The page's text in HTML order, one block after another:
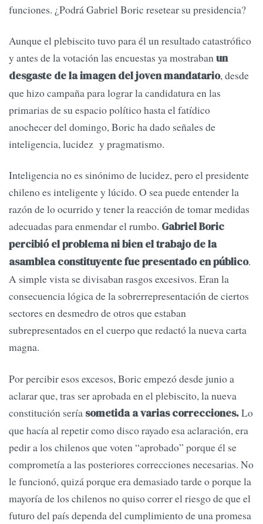
funciones. ¿Podrá Gabriel Boric resetear su presidencia?
Aunque el plebiscito tuvo para él un resultado catastrófico
y antes de la votación las encuestas ya mostrabanun
desgaste de la imagen del joven mandatario, desde
que hizo campaña para lograr la candidatura en las
primarias de su espacio político hasta el fatídico
anochecer del domingo, Boric ha dado señales de
inteligencia, lucidez y pragmatismo.
Inteligencia no es sinónimo de lucidez, pero el presidente
chileno es inteligente y lúcido. O sea puede entender la
razón de lo ocurrido y tener la reacción de tomar medidas
adecuadas para enmendar el rumbo. Gabriel Boric
percibió el problema ni bien el trabajo de la
asamblea constituyente fue presentado en público.
A simple vista se divisaban rasgos excesivos. Eran la
consecuencia lógica de la sobrerrepresentación de ciertos
sectores en desmedro de otros que estaban
subrepresentados en el cuerpo que redactó la nueva carta
magna.
Por percibir esos excesos, Boric empezó desde junio a
aclarar que, tras ser aprobada en el plebiscito, la nueva
constitución sería sometida a varias correcciones.Lo
que hacía al repetir como disco rayado esa aclaración, era
pedir a los chilenos que voten “aprobado” porque él se
comprometía a las posteriores correcciones necesarias. No
le funcionó, quizá porque era demasiado tarde o porque la
mayoría de los chilenos no quiso correr el riesgo de que el
futuro del país dependa del cumplimiento de una promesa